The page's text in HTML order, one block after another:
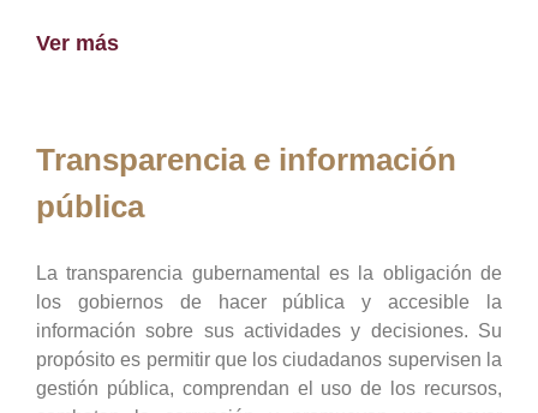
Ver más
Transparencia e información
pública
La transparencia gubernamental es la obligación de
los gobiernos de hacer pública y accesible la
información sobre sus actividades y decisiones. Su
propósito es permitir que los ciudadanos supervisen la
gestión pública, comprendan el uso de los recursos,